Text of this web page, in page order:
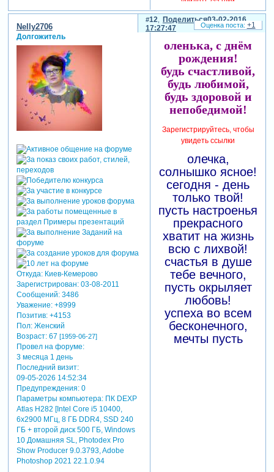
где-то там, далеко,
бирюзовые волны.
где-то там, далеко,
ярко-алый закат.
где-то там, далеко,
паруса ветром
полны,
где-то там, далеко,
брат....
ты-наш веселый
капитан, так
принимай парад!
в твой день- салют,
и вьется флаг и
трубачи гремят;
тебе букеты и
венки, к тебе народ
теснится,
к тебе везде
обращены
восторженные лица.
гирлянды, ленты и
цветы сверкают в
честь тебя,
тебя твоя команда
Поделиться
12
03-02-2016
17:27:47
Nelly2706
Долгожитель
Откуда:Киев-Кемерово
Зарегистрирован: 03-08-2011
Сообщений:3486
Уважение: +8999
Позитив: +4153
Пол:Женский
Возраст:67 [1959-06-27]
Провел на форуме:
3 месяца 1 день
Последний визит:
09-05-2026 14:52:34
Предупреждения:0
Параметры компьютера:ПК DEXP
Atlas H282 [Intel Core i5 10400,
6x2900 МГц, 8 ГБ DDR4, SSD 240
ГБ + второй диск 500 ГБ, Windows
10 Домашняя SL, Photodex Pro
Show Producer 9.0.3793, Adobe
Photoshop 2021 22.1.0.94
оленька, с днём
рождения!
будь счастливой,
будь любимой,
будь здоровой и
непобедимой!
Зарегистрируйтесь, чтобы
увидеть ссылки
олечка,
солнышко ясное!
сегодня - день
только твой!
пусть настроенья
прекрасного
хватит на жизнь
всю с лихвой!
счастья в душе
тебе вечного,
пусть окрыляет
любовь!
успеха во всем
бесконечного,
мечты пусть
+1